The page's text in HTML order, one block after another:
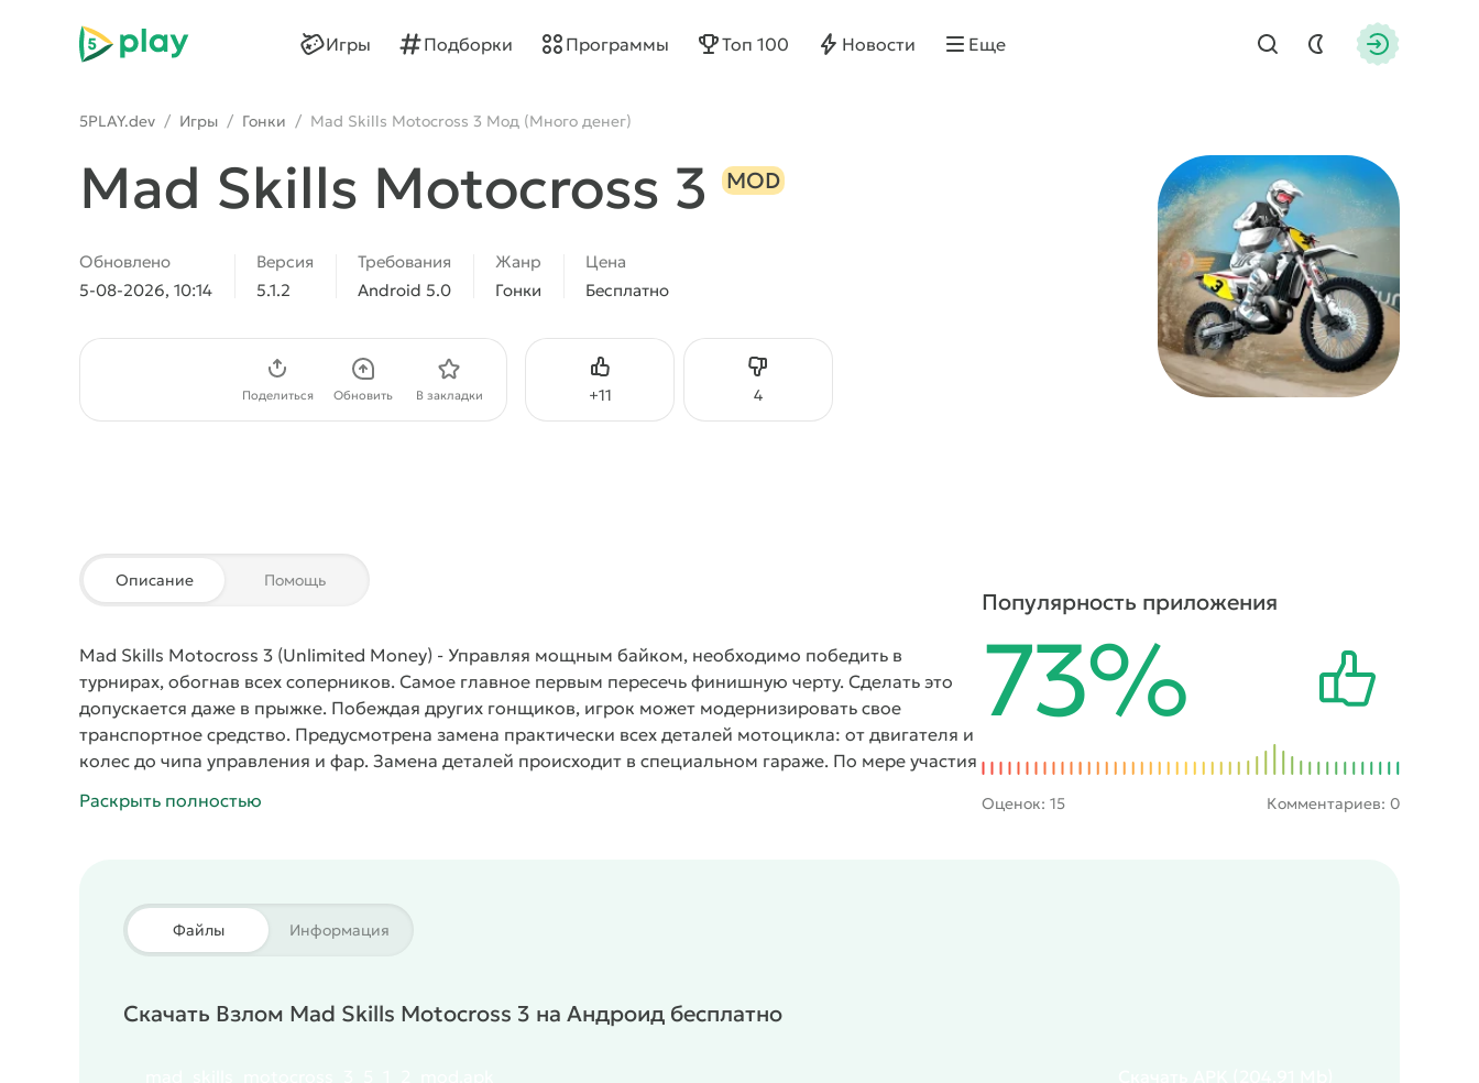
5play
Найти
Игры Подборки Программы Топ 100 Новости Еще
5PLAY.dev / Игры / Гонки / Mad Skills Motocross 3 Мод (Много денег)
Mad Skills Motocross 3 MOD
Обновлено
5-08-2026, 10:14
Версия
5.1.2
Требования
Android 5.0
Жанр
Гонки
Цена
Бесплатно
+11
Нравится 4Не нравится
Поделиться Обновить В закладки
Описание Помощь
Mad Skills Motocross 3 (Unlimited Money) - Управляя мощным байком, необходимо победить в
турнирах, обогнав всех соперников. Самое главное первым пересечь финишную черту. Сделать это
допускается даже в прыжке. Побеждая других гонщиков, игрок может модернизировать свое
транспортное средство. Предусмотрена замена практически всех деталей мотоцикла: от двигателя и
колес до чипа управления и фар. Замена деталей происходит в специальном гараже. По мере участия
виде нового шлема, перчаток и т.п. Сами гонки проходят по разнообразным живописным трассам
правдоподобная физика движения;
Мод дающий бесконечные монеты для быстрой прокачки, либо прохождения сложных трас
Жанр: Гонки / Физика / Аркады / Однопользовательские / Многопользовательские
Раскрыть полностью
Популярность приложения
73%
Оценок: 15 Комментариев: 0
Файлы Информация
Скачать Взлом Mad Skills Motocross 3 на Андроид бесплатно